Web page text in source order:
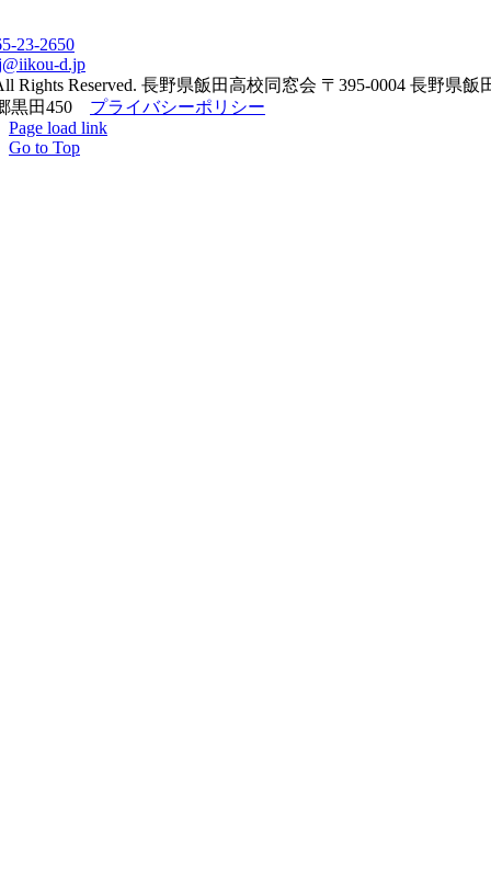
23-2650
d.jp
Rights Reserved. 長野県飯田高校同窓会 〒395-0004 長野県飯
黒田450 プライバシーポリシー
Page load link
Go to Top